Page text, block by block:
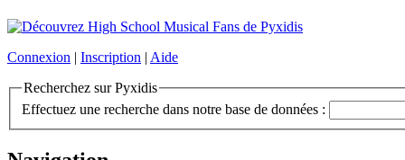
Connexion | Inscription | Aide
Recherchez sur Pyxidis
Effectuez une recherche dans notre base de données :